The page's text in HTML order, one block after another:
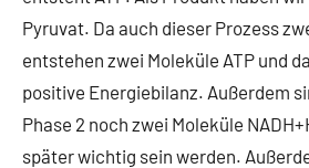
Pyruvat. Da auch dieser Prozess
entstehen zwei Moleküle ATP und
positive Energiebilanz. Außerdem
Phase 2 noch zwei Moleküle
später wichtig sein werden.